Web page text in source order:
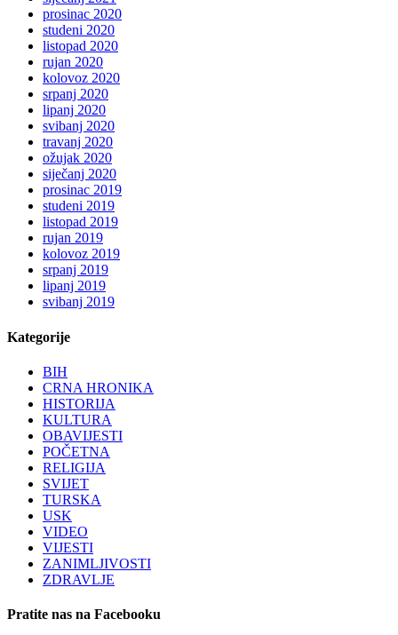
prosinac 2020
studeni 2020
listopad 2020
rujan 2020
kolovoz 2020
srpanj 2020
lipanj 2020
svibanj 2020
travanj 2020
ožujak 2020
siječanj 2020
prosinac 2019
studeni 2019
listopad 2019
rujan 2019
kolovoz 2019
srpanj 2019
lipanj 2019
svibanj 2019
Kategorije
BIH
CRNA HRONIKA
HISTORIJA
KULTURA
OBAVIJESTI
POČETNA
RELIGIJA
SVIJET
TURSKA
USK
VIDEO
VIJESTI
ZANIMLJIVOSTI
ZDRAVLJE
Pratite nas na Facebooku